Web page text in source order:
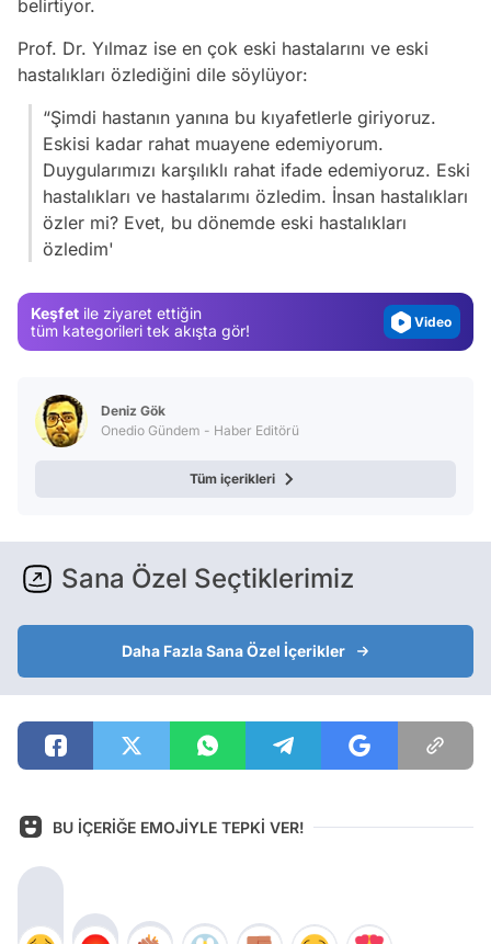
belirtiyor.
Prof. Dr. Yılmaz ise en çok eski hastalarını ve eski
hastalıkları özlediğini dile söylüyor:
“Şimdi hastanın yanına bu kıyafetlerle giriyoruz.
Eskisi kadar rahat muayene edemiyorum.
Duygularımızı karşılıklı rahat ifade edemiyoruz. Eski
hastalıkları ve hastalarımı özledim. İnsan hastalıkları
özler mi? Evet, bu dönemde eski hastalıkları
özledim'
Keşfet ile ziyaret ettiğin
tüm kategorileri tek akışta gör!
Video
Video
Deniz Gök
Onedio Gündem - Haber Editörü
Tüm içerikleri
Sana Özel Seçtiklerimiz
Daha Fazla Sana Özel İçerikler
BU İÇERİĞE EMOJİYLE TEPKİ VER!